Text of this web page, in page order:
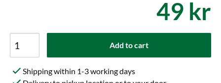
49 kr
Add to cart
Shipping within 1-3 working days